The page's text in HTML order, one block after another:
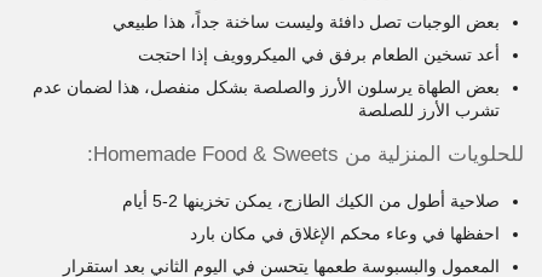
بعض الوجبات تصل دافئة وليست ساخنة جداً، هذا طبيعي
أعد تسخين الطعام برفق في الميكروويف إذا احتجت
بعض الطهاة يرسلون الأرز والصلصة بشكل منفصل، هذا لضمان عدم
تشرب الأرز للصلصة
للحلويات المنزلية من Homemade Food & Sweets:
صلاحية أطول من الكيك الطازج، يمكن تخزينها 2-5 أيام
احفظها في وعاء محكم الإغلاق في مكان بارد
المعمول والبسبوسة طعمها يتحسن في اليوم الثاني بعد استقرار